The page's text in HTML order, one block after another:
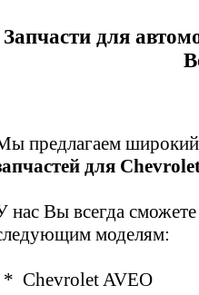
Запчасти для
предлагаем
для
нас Вы всегда сможете
моделям:
* Chevrolet AVEO